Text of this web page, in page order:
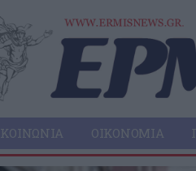
ΚΟΙΝΩΝΊΑ ΟΙΚΟΝΟΜΊΑ